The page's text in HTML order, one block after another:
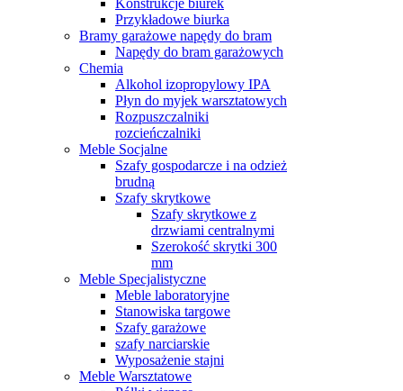
Przykładowe biurka
Bramy garażowe napędy do bram
Napędy do bram garażowych
Chemia
Alkohol izopropylowy IPA
Płyn do myjek warsztatowych
Rozpuszczalniki
rozcieńczalniki
Meble Socjalne
Szafy gospodarcze i na odzież
brudną
Szafy skrytkowe
Szafy skrytkowe z
drzwiami centralnymi
Szerokość skrytki 300
mm
Meble Specjalistyczne
Meble laboratoryjne
Stanowiska targowe
Szafy garażowe
szafy narciarskie
Wyposażenie stajni
Meble Warsztatowe